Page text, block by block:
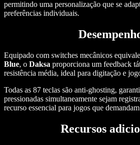
permitindo uma personalização que se
preferências individuais.
Equipado com switches mecânicos
Blue, o Daksa proporciona um feedback
resistência média, ideal para digitação e
Todas as 87 teclas são anti-ghosting,
pressionadas simultaneamente sejam
recurso essencial para jogos que
Recursos